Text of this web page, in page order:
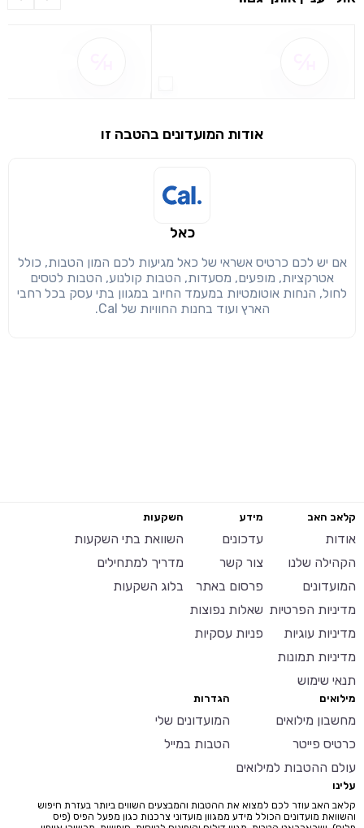
שיתוף
שימו לב!
הבנתי, המשך לאתר
אודות המועדונים בהטבה זו
כאל
אם יש לכם כרטיס אשראי של כאל מגיעות לכם המון הטבות, כולל
אטרקציות, מופעים, מסעדות, הטבות קולנוע, הטבות לטסים
לחול, הנחות אוטומטיות במעמד החיוב במגוון בתי עסק בכל רחבי
הארץ ועוד בחנות החוויות של Cal.
קלאב האב
אודות
הקהילה שלנו
המועדונים
מדיניות הפרטיות
מדיניות עוגיות
מדיניות תמונות
תנאי שימוש
מידע
עדכונים
צור קשר
פרסום באתר
שאלות נפוצות
פניות עסקיות
השקעות
השוואת בתי השקעות
מדריך למתחילים
בלוג השקעות
מילואים
מחשבון מילואים
כרטיס פייטר
עולם ההטבות למילואים
הגדרות
המועדונים שלי
הטבות במייל
עלינו
קלאב האב עוזר לכם למצוא את ההטבות והמבצעים השווים ביותר בעזרת חיפוש
והשוואת מועדונים הכולל מידע ממגוון מועדוני צרכנות כגון מפעל הפיס (פיס